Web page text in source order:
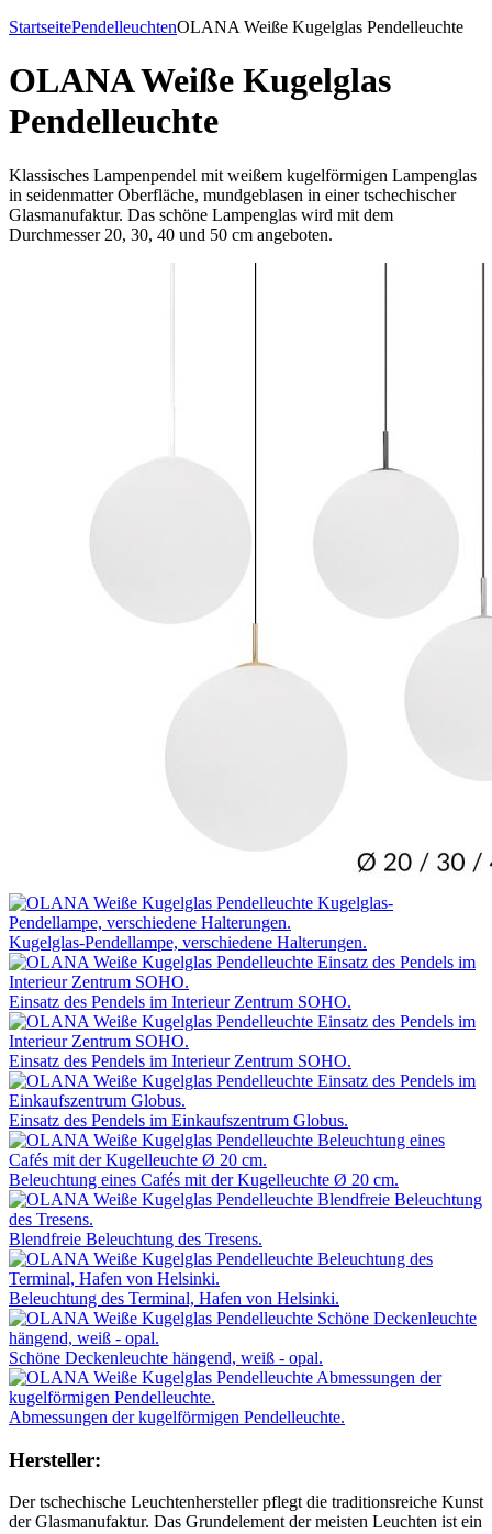
StartseitePendelleuchtenOLANA Weiße Kugelglas Pendelleuchte
OLANA Weiße Kugelglas
Pendelleuchte
Klassisches Lampenpendel mit weißem kugelförmigen Lampenglas
in seidenmatter Oberfläche, mundgeblasen in einer tschechischer
Glasmanufaktur. Das schöne Lampenglas wird mit dem
Durchmesser 20, 30, 40 und 50 cm angeboten.
Kugelglas-Pendellampe, verschiedene Halterungen.
Einsatz des Pendels im Interieur Zentrum SOHO.
Einsatz des Pendels im Interieur Zentrum SOHO.
Einsatz des Pendels im Einkaufszentrum Globus.
Beleuchtung eines Cafés mit der Kugelleuchte Ø 20 cm.
Blendfreie Beleuchtung des Tresens.
Beleuchtung des Terminal, Hafen von Helsinki.
Schöne Deckenleuchte hängend, weiß - opal.
Abmessungen der kugelförmigen Pendelleuchte.
Hersteller:
Der tschechische Leuchtenhersteller pflegt die traditionsreiche Kunst
der Glasmanufaktur. Das Grundelement der meisten Leuchten ist ein